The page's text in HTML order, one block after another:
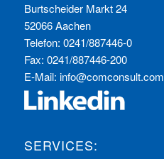
Burtscheider Markt 24
52066 Aachen
Telefon: 0241/887446-0
Fax: 0241/887446-200
E-Mail: info@comconsult.com
SERVICES: